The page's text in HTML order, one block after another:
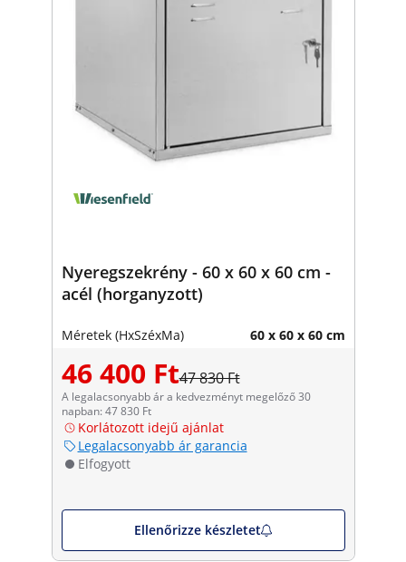
Nyeregszekrény - 60 x 60 x 60 cm -
acél (horganyzott)
Méretek (HxSzéxMa) 60 x 60 x 60 cm
46 400 Ft47 830 Ft
A legalacsonyabb ár a kedvezményt megelőző 30
napban: 47 830 Ft
Korlátozott idejű ajánlat
Legalacsonyabb ár garancia
Elfogyott
Ellenőrizze készletet